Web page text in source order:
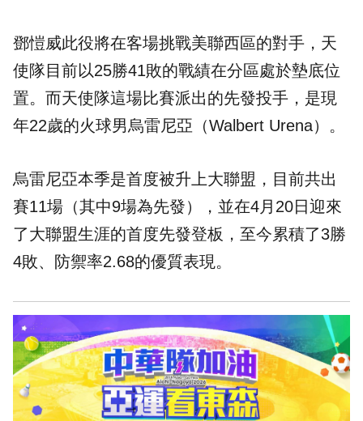
鄧愷威此役將在客場挑戰美聯西區的對手，天
使隊目前以25勝41敗的戰績在分區處於墊底位
置。而天使隊這場比賽派出的先發投手，是現
年22歲的火球男烏雷尼亞（Walbert Urena）。
烏雷尼亞本季是首度被升上大聯盟，目前共出
賽11場（其中9場為先發），並在4月20日迎來
了大聯盟生涯的首度先發登板，至今累積了3勝
4敗、防禦率2.68的優質表現。